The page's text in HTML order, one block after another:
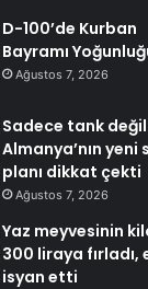
D-100’de Kurban
Bayramı
Ağustos 7, 2026
Sadece tank
Almanya’nın yeni
planı dikkat çekti
Ağustos 7, 2026
Yaz meyvesinin
300 liraya fırladı,
isyan etti